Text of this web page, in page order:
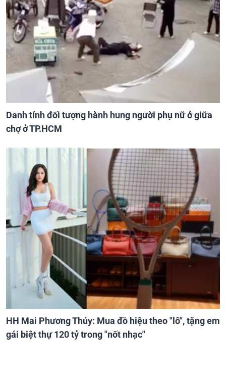
Danh tính đối tượng hành hung người phụ nữ ở giữa
chợ ở TP.HCM
HH Mai Phương Thúy: Mua đồ hiệu theo "lô", tặng em
gái biệt thự 120 tỷ trong "nốt nhạc"